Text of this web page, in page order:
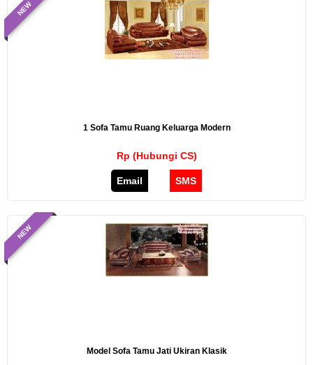
NEW
1 Sofa Tamu Ruang Keluarga Modern
Rp (Hubungi CS)
Email SMS
NEW
Model Sofa Tamu Jati Ukiran Klasik